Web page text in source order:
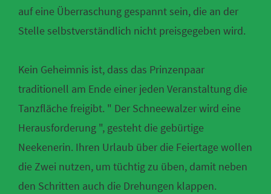
auf eine Überraschung gespannt sein, die an der
Stelle selbstverständlich nicht preisgegeben wird.
Kein Geheimnis ist, dass das Prinzenpaar
traditionell am Ende einer jeden Veranstaltung die
Tanzfläche freigibt. " Der Schneewalzer wird eine
Herausforderung ", gesteht die gebürtige
Neekenerin. Ihren Urlaub über die Feiertage wollen
die Zwei nutzen, um tüchtig zu üben, damit neben
den Schritten auch die Drehungen klappen.